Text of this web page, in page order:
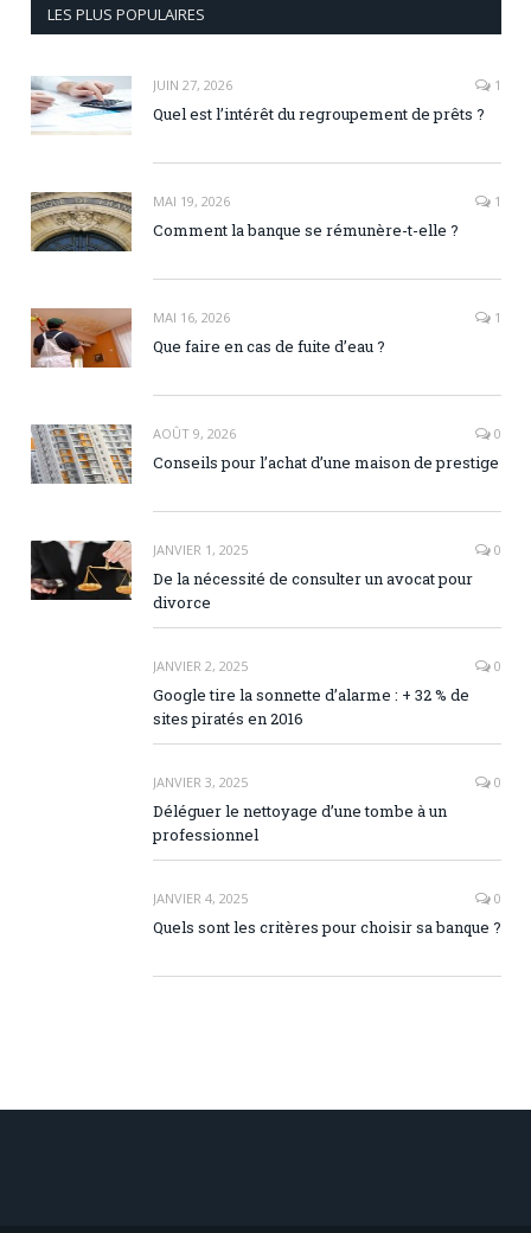
LES PLUS POPULAIRES
JUIN 27, 2026 1
Quel est l’intérêt du regroupement de prêts ?
MAI 19, 2026 1
Comment la banque se rémunère-t-elle ?
MAI 16, 2026 1
Que faire en cas de fuite d’eau ?
AOÛT 9, 2026 0
Conseils pour l’achat d’une maison de prestige
JANVIER 1, 2025 0
De la nécessité de consulter un avocat pour
divorce
JANVIER 2, 2025 0
Google tire la sonnette d’alarme : + 32 % de
sites piratés en 2016
JANVIER 3, 2025 0
Déléguer le nettoyage d’une tombe à un
professionnel
JANVIER 4, 2025 0
Quels sont les critères pour choisir sa banque ?